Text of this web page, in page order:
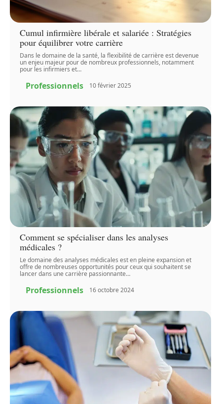
Cumul infirmière libérale et salariée : Stratégies
pour équilibrer votre carrière
Dans le domaine de la santé, la flexibilité de carrière est devenue
un enjeu majeur pour de nombreux professionnels, notamment
pour les infirmiers et…
Professionnels 10 février 2025
Comment se spécialiser dans les analyses
médicales ?
Le domaine des analyses médicales est en pleine expansion et
offre de nombreuses opportunités pour ceux qui souhaitent se
lancer dans une carrière passionnante…
Professionnels 16 octobre 2024